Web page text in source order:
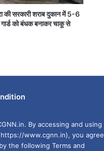
की सरकारी शराब दुकान में 5-6
गार्ड को बंधक बनाकर चाकू से
By accessing and using
www.cgnn.in), you agree
the following Terms and